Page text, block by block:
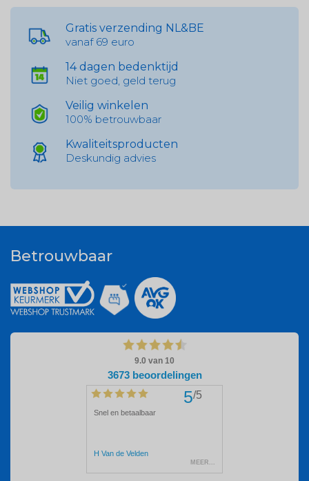
Gratis verzending NL&BE
vanaf 69 euro
14 dagen bedenktijd
Niet goed, geld terug
Veilig winkelen
100% betrouwbaar
Kwaliteitsproducten
Deskundig advies
Betrouwbaar